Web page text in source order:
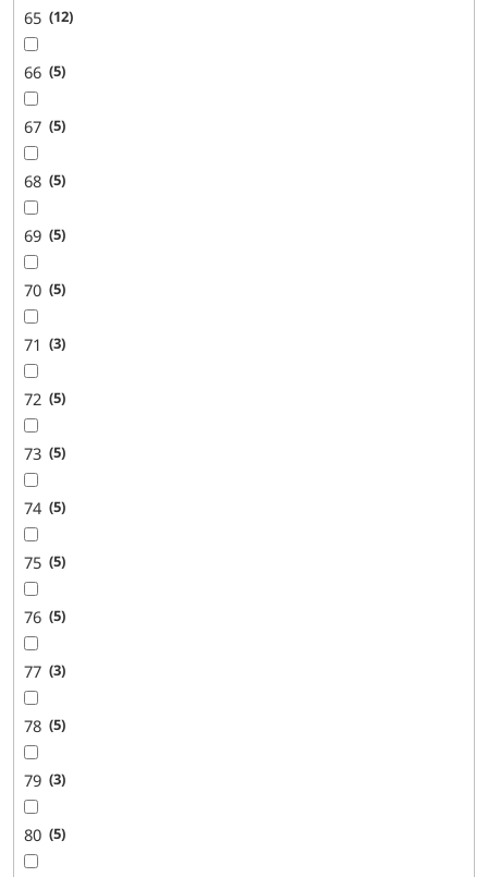
65 12
66 5
67 5
68 5
69 5
70 5
71 3
72 5
73 5
74 5
75 5
76 5
77 3
78 5
79 3
80 5